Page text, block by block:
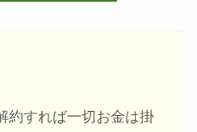
約すれば一切お金は掛